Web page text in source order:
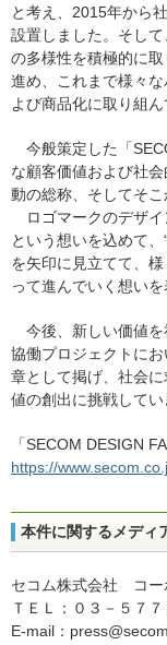
と考え、2015年から
設置しました。そし
の多様性を積極的に
進め、これまで様々
よび商品化に取り組ん
今般策定した「
な顧客価値および社
動の総称、そしてそこ
ロゴマークのデザ
という想いを込めて
を矢印に見立てて、
って進んでいく想いを
今後、新しい価値
協働プロジェクトに
章として掲げ、社会
値の創出に挑戦してい
「SECOM DESIGN
https://
本件に関するメディ
セコム株式会社 コ
ＴＥＬ：０３－５７
E-mail：